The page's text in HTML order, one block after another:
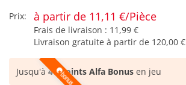
Prix:
à partir de 11,11 €/Pièce
Frais de livraison : 11,99 €
Livraison gratuite à partir de 120,00 €
Jusqu'à46 points Alfa Bonus en jeu